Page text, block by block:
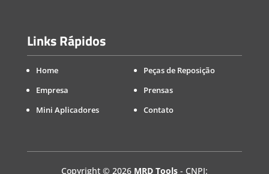
Links Rápidos
Home
Empresa
Mini Aplicadores
Peças de Reposição
Prensas
Contato
Copyright © 2026 MRD Tools- CNPJ: